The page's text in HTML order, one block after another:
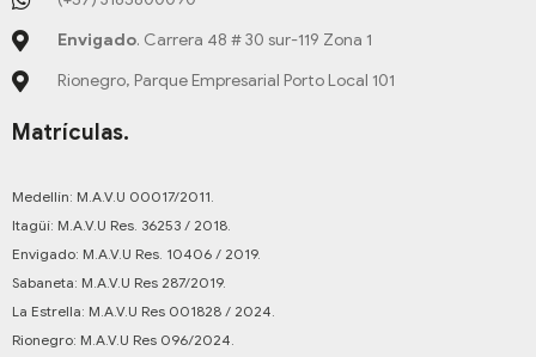
Envigado. Carrera 48 # 30 sur-119 Zona 1
Rionegro, Parque Empresarial Porto Local 101
Matrículas.
Medellín: M.A.V.U 00017/2011.
Itagüí: M.A.V.U Res. 36253 / 2018.
Envigado: M.A.V.U Res. 10406 / 2019.
Sabaneta: M.A.V.U Res 287/2019.
La Estrella: M.A.V.U Res 001828 / 2024.
Rionegro: M.A.V.U Res 096/2024.